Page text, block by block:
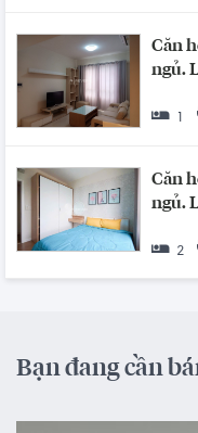
Căn
ngủ.
Căn
ngủ.
2
Bạn đang cần